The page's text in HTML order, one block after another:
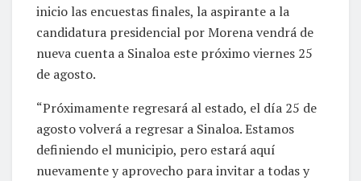
inicio las encuestas finales, la aspirante a la
candidatura presidencial por Morena vendrá de
nueva cuenta a Sinaloa este próximo viernes 25
de agosto.
“Próximamente regresará al estado, el día 25 de
agosto volverá a regresar a Sinaloa. Estamos
definiendo el municipio, pero estará aquí
nuevamente y aprovecho para invitar a todas y